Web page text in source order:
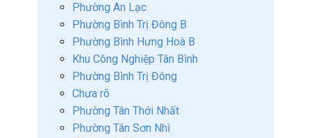
Phường An Lạc
Phường Bình Trị Đông B
Phường Bình Hưng Hoà B
Khu Công Nghiệp Tân Bình
Phường Bình Trị Đông
Chưa rõ
Phường Tân Thới Nhất
Phường Tân Sơn Nhì